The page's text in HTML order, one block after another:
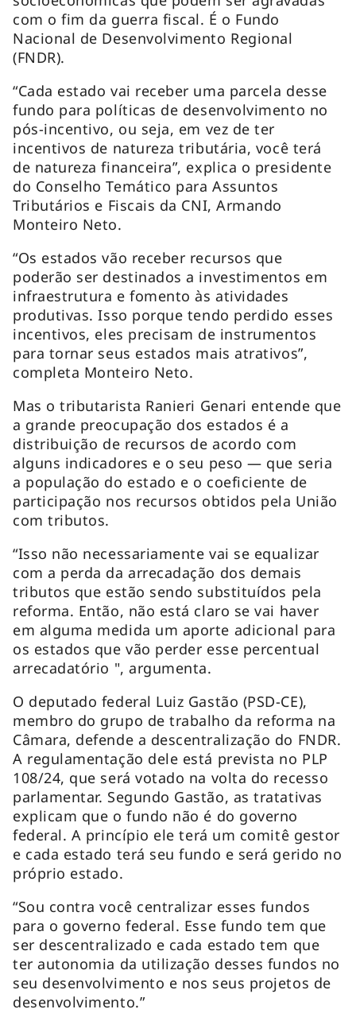
com o fim da guerra fiscal. É o Fundo
Nacional de Desenvolvimento Regional
(FNDR).
“Cada estado vai receber uma parcela desse
fundo para políticas de desenvolvimento no
pós-incentivo, ou seja, em vez de ter
incentivos de natureza tributária, você terá
de natureza financeira”, explica o presidente
do Conselho Temático para Assuntos
Tributários e Fiscais da CNI, Armando
Monteiro Neto.
“Os estados vão receber recursos que
poderão ser destinados a investimentos em
infraestrutura e fomento às atividades
produtivas. Isso porque tendo perdido esses
incentivos, eles precisam de instrumentos
para tornar seus estados mais atrativos”,
completa Monteiro Neto.
Mas o tributarista Ranieri Genari entende que
a grande preocupação dos estados é a
distribuição de recursos de acordo com
alguns indicadores e o seu peso — que seria
a população do estado e o coeficiente de
participação nos recursos obtidos pela União
com tributos.
“Isso não necessariamente vai se equalizar
com a perda da arrecadação dos demais
tributos que estão sendo substituídos pela
reforma. Então, não está claro se vai haver
em alguma medida um aporte adicional para
os estados que vão perder esse percentual
arrecadatório ", argumenta.
O deputado federal Luiz Gastão (PSD-CE),
membro do grupo de trabalho da reforma na
Câmara, defende a descentralização do FNDR.
A regulamentação dele está prevista no PLP
108/24, que será votado na volta do recesso
parlamentar. Segundo Gastão, as tratativas
explicam que o fundo não é do governo
federal. A princípio ele terá um comitê gestor
e cada estado terá seu fundo e será gerido no
próprio estado.
“Sou contra você centralizar esses fundos
para o governo federal. Esse fundo tem que
ser descentralizado e cada estado tem que
ter autonomia da utilização desses fundos no
seu desenvolvimento e nos seus projetos de
desenvolvimento.”